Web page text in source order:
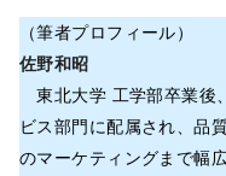
（筆者プロフィール）
佐野和昭
東北大学 工学部卒業後
ビス部門に配属され、品
のマーケティングまで幅